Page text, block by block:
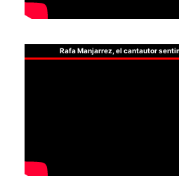
Rafa Manjarrez, el cantautor